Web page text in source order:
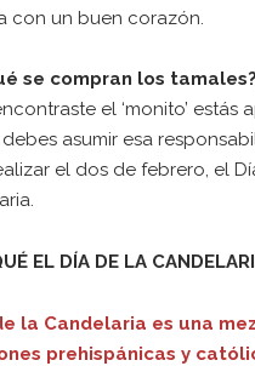
con un buen corazón.
se compran los tamales?
el ‘monito’ estás
debes asumir esa
el dos de febrero, el
EL DÍA DE LA
la Candelaria es una
prehispánicas y